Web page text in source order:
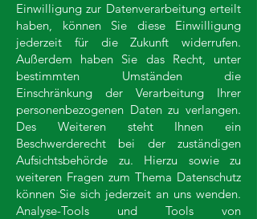
Einwilligung zur Datenverarbeitung erteilt
haben, können Sie diese Einwilligung
jederzeit für die Zukunft widerrufen.
Außerdem haben Sie das Recht, unter
bestimmten Umständen die
Einschränkung der Verarbeitung Ihrer
personenbezogenen Daten zu verlangen.
Des Weiteren steht Ihnen ein
Beschwerderecht bei der zuständigen
Aufsichtsbehörde zu. Hierzu sowie zu
weiteren Fragen zum Thema Datenschutz
können Sie sich jederzeit an uns wenden.
Analyse-Tools und Tools von